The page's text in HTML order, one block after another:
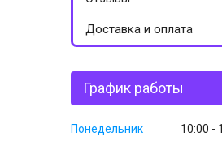
Доставка и оплата
График работы
Понедельник 10:00